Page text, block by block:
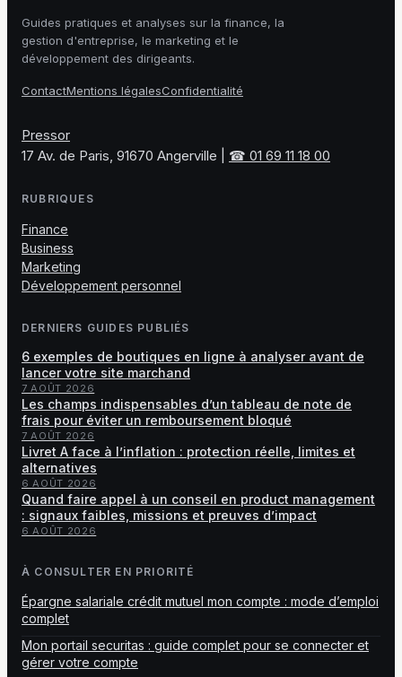
Guides pratiques et analyses sur la finance, la
gestion d'entreprise, le marketing et le
développement des dirigeants.
ContactMentions légalesConfidentialité
Pressor
17 Av. de Paris, 91670 Angerville
☎ 01 69 11 18 00
RUBRIQUES
Finance
Business
Marketing
Développement personnel
DERNIERS GUIDES PUBLIÉS
6 exemples de boutiques en ligne à analyser avant de
lancer votre site marchand
7 AOÛT 2026
Les champs indispensables d’un tableau de note de
frais pour éviter un remboursement bloqué
7 AOÛT 2026
Livret A face à l’inflation : protection réelle, limites et
alternatives
6 AOÛT 2026
Quand faire appel à un conseil en product management
: signaux faibles, missions et preuves d’impact
6 AOÛT 2026
À CONSULTER EN PRIORITÉ
Épargne salariale crédit mutuel mon compte : mode d’emploi
complet
Mon portail securitas : guide complet pour se connecter et
gérer votre compte